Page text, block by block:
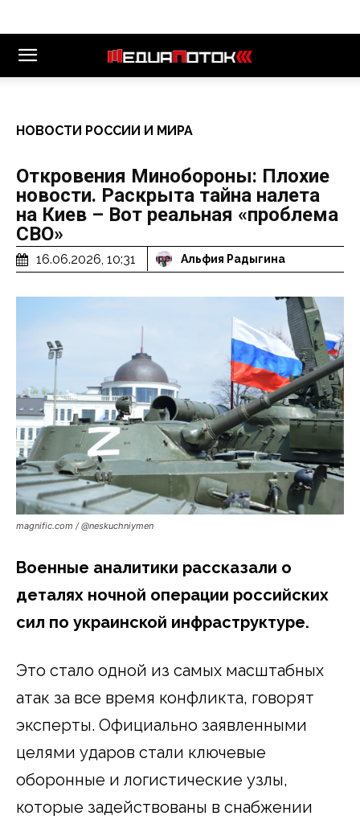
НОВОСТИ РОССИИ И МИРА
Откровения Минобороны: Плохие
новости. Раскрыта тайна налета
на Киев – Вот реальная «проблема
СВО»
16.06.2026, 10:31 Альфия Радыгина
magnific.com / @neskuchniymen
Военные аналитики рассказали о
деталях ночной операции российских
сил по украинской инфраструктуре.
Это стало одной из самых масштабных
атак за все время конфликта, говорят
эксперты. Официально заявленными
целями ударов стали ключевые
оборонные и логистические узлы,
которые задействованы в снабжении